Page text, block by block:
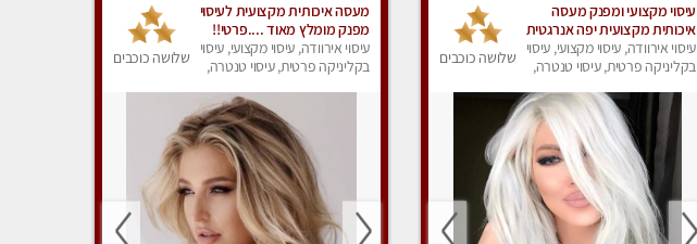
עיסוי מקצועי ומפנק מעסה
איכותית מקצועית יפה אנרגטית
במיוחד .........
עיסוי אירוודה, עיסוי מקצועי, עיסוי
בקליניקה פרטית, עיסוי טנטרה,
שלושה כוכבים
מעסה איכותית מקצועית לעיסוי
מפנק מומלץ מאוד ....פרטי!!
ללא מין !!
עיסוי אירוודה, עיסוי מקצועי, עיסוי
בקליניקה פרטית, עיסוי טנטרה,
שלושה כוכבים